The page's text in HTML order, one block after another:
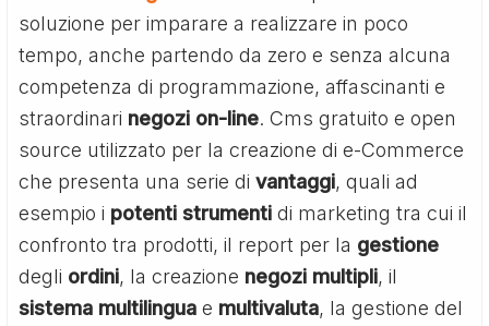
soluzione per imparare a realizzare in poco
tempo, anche partendo da zero e senza alcuna
competenza di programmazione, affascinanti e
straordinari negozi on-line. Cms gratuito e open
source utilizzato per la creazione di e-Commerce
che presenta una serie divantaggi, quali ad
esempio i potenti strumenti di marketing tra cui il
confronto tra prodotti, il report per la gestione
degli ordini, la creazione negozi multipli, il
sistema multilingua e multivaluta, la gestione del